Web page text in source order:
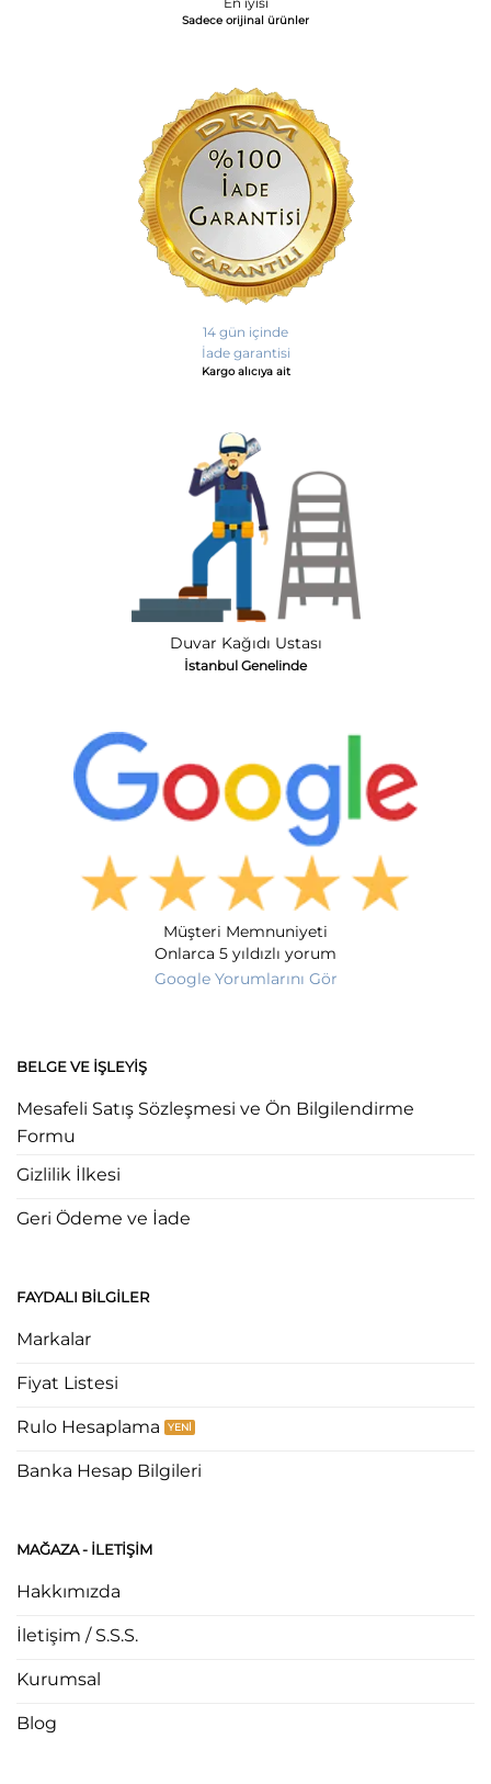
Sadece orijinal ürünler
14 gün içinde
İade garantisi
Kargo alıcıya ait
Duvar Kağıdı Ustası
İstanbul Genelinde
Müşteri Memnuniyeti
Onlarca 5 yıldızlı yorum
Google Yorumlarını Gör
BELGE VE İŞLEYIŞ
Mesafeli Satış Sözleşmesi ve Ön Bilgilendirme
Formu
Gizlilik İlkesi
Geri Ödeme ve İade
FAYDALI BILGILER
Markalar
Fiyat Listesi
Rulo Hesaplama
Banka Hesap Bilgileri
MAĞAZA - ILETIŞIM
Hakkımızda
İletişim / S.S.S.
Kurumsal
Blog